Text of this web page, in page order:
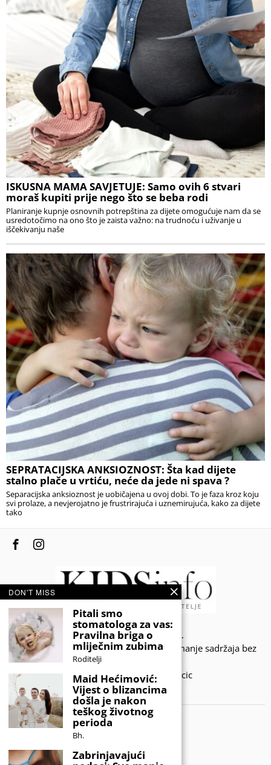
ISKUSNA MAMA SAVJETUJE: Samo ovih 6 stvari
moraš kupiti prije nego što se beba rodi
Planiranje kupnje osnovnih potrepština za dijete omogućuje nam da se
usredotočimo na ono što je zaista važno: na trudnoću i uživanje u
iščekivanju naše
SEPRATACIJSKA ANKSIOZNOST: Šta kad dijete
stalno plače u vrtiću, neće da jede ni spava ?
Separacijska anksioznost je uobičajena u ovoj dobi. To je faza kroz koju
svi prolaze, a nevjerojatno je frustrirajuća i uznemirujuća, kako za dijete
tako
© 2020 - KIDSINFO.BA.
Sva prava zadržana. Zabranjeno preuzimanje sadržaja bez
dozvole izdavača.
Developed by Amar SIjercic
IZAŠAO JE NOVI MAGAZIN!
DON'T MISS
Pitali smo
stomatologa za vas:
Pravilna briga o
mliječnim zubima
Roditelji
Maid Hećimović:
Vijest o blizancima
došla je nakon
teškog životnog
perioda
Bh.
Zabrinjavajući